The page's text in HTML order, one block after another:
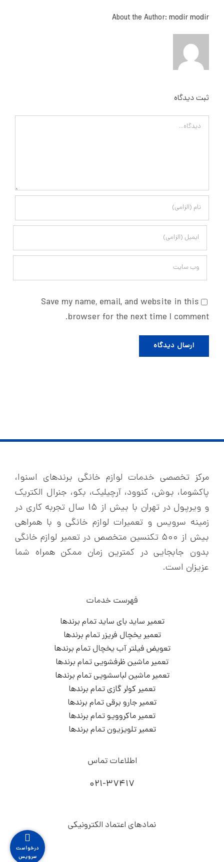
About the Author: modir modir
ثبت ديدگاه
Comment
Save my name, email, and website in this
browser for the next time I comment.
مرکز تخصصی خدمات لوازم خانگی برندهای اسنوا،
پاکشوما، بوش، کنوود، آرچیلیک، بکو، جنرال الکتریک
و ویرپول در تهران با بیش از ۱۵ سال تجربه کاری در
زمینه سرویس و تعمیرات لوازم خانگی و با همراهی
بیش از ۵۰۰ تکنسین متخصص در تعمیر لوازم خانگی
بدون جابجایی در کمترین زمان ممکن همراه شما
عزیزان است.
درخواست
سرویس
فهرست خدمات
تعمیر ساید بای ساید تمام برندها
تعمیر یخچال فریزر تمام برندها
تعویض فیلتر آب یخچال تمام برندها
تعمیر ماشین ظرفشویی تمام برندها
تعمیر ماشین لباسشویی تمام برندها
تعمیر کولر گازی تمام برندها
تعمیر جارو برقی تمام برندها
تعمیر ماکروویو تمام برندها
تعمیر تلویزیون تمام برندها
اطلاعات تماس
۰۲۱-۳۷۴۱۷
نمادهای اعتماد الکترونیکی